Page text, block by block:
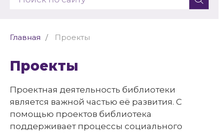
Главная Проекты
Проекты
Проектная деятельность библиотеки
является важной частью её развития. С
помощью проектов библиотека
поддерживает процессы социального